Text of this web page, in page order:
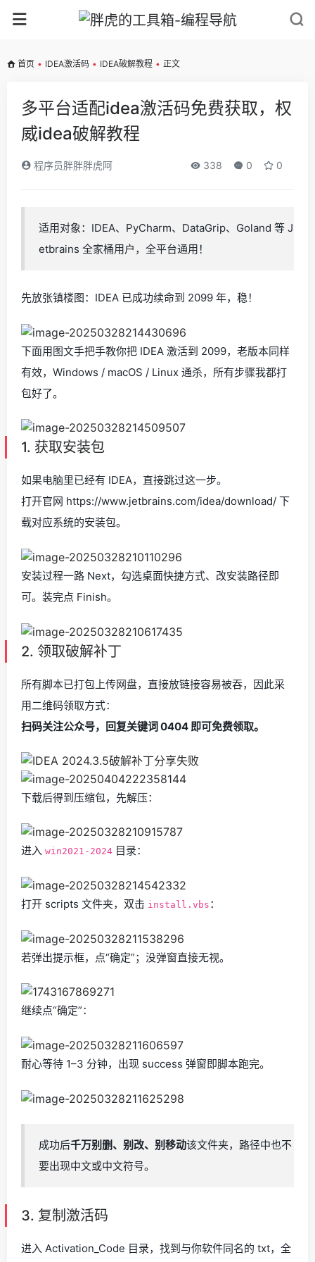
首页 • IDEA激活码 • IDEA破解教程 • 正文
多平台适配idea激活码免费获取，权
威idea破解教程
程序员胖胖胖虎阿 338 0 0
适用对象：IDEA、PyCharm、DataGrip、Goland 等 J
etbrains 全家桶用户，全平台通用！
先放张镇楼图：IDEA 已成功续命到 2099 年，稳！
下面用图文手把手教你把 IDEA 激活到 2099，老版本同样
有效，Windows / macOS / Linux 通杀，所有步骤我都打
包好了。
1. 获取安装包
如果电脑里已经有 IDEA，直接跳过这一步。
打开官网 https://www.jetbrains.com/idea/download/ 下
载对应系统的安装包。
安装过程一路 Next，勾选桌面快捷方式、改安装路径即
可。装完点 Finish。
2. 领取破解补丁
所有脚本已打包上传网盘，直接放链接容易被吞，因此采
用二维码领取方式：
扫码关注公众号，回复关键词 0404 即可免费领取。
下载后得到压缩包，先解压：
进入 win2021-2024 目录：
打开 scripts 文件夹，双击 install.vbs ：
若弹出提示框，点“确定”；没弹窗直接无视。
继续点“确定”：
耐心等待 1–3 分钟，出现 success 弹窗即脚本跑完。
成功后千万别删、别改、别移动该文件夹，路径中也不
要出现中文或中文符号。
3. 复制激活码
进入 Activation_Code 目录，找到与你软件同名的 txt，全